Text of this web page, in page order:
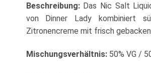
Beschreibung: Das Nic Salt
von Dinner Lady kombiniert
Zitronencreme mit frisch
Mischungsverhältnis:50% VG /